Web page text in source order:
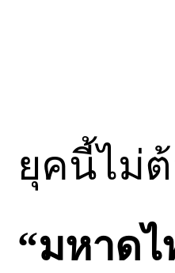
ยุคนี้ไม่
“มหาดไ